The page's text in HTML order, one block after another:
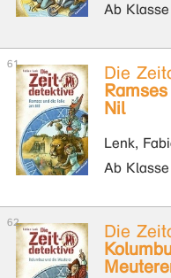
Ab
Die
Nil
Lenk,
Ab
Die